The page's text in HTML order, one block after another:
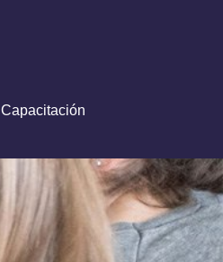
Capacitación